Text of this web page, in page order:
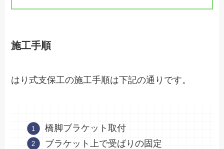
施工手順
はり式支保工の施工手順は下記の通りです。
橋脚ブラケット取付
ブラケット上で受ばりの固定